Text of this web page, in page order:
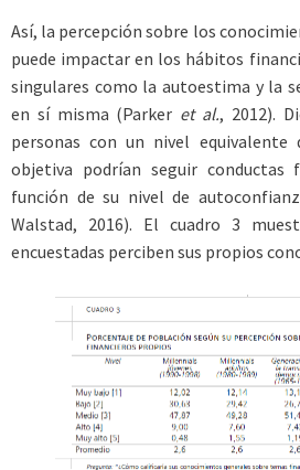
Así, la percepción sobre los
puede impactar en los hábitos
singulares como la autoestima y la
en sí misma (Parker et al., 2012).
personas con un nivel equivalente
objetiva podrían seguir conductas
función de su nivel de
Walstad, 2016). El cuadro 3
encuestadas perciben sus propios